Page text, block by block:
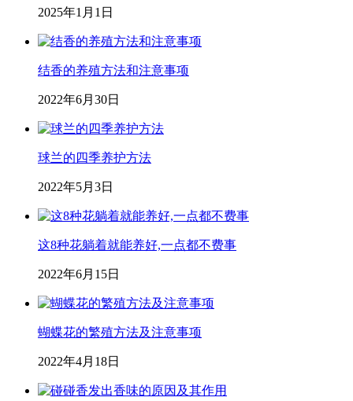
2025年1月1日
结香的养殖方法和注意事项
2022年6月30日
球兰的四季养护方法
2022年5月3日
这8种花躺着就能养好,一点都不费事
2022年6月15日
蝴蝶花的繁殖方法及注意事项
2022年4月18日